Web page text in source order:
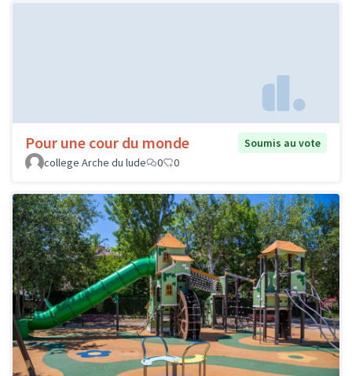
Pour une cour du monde
Soumis au vote
college Arche du lude
0 0